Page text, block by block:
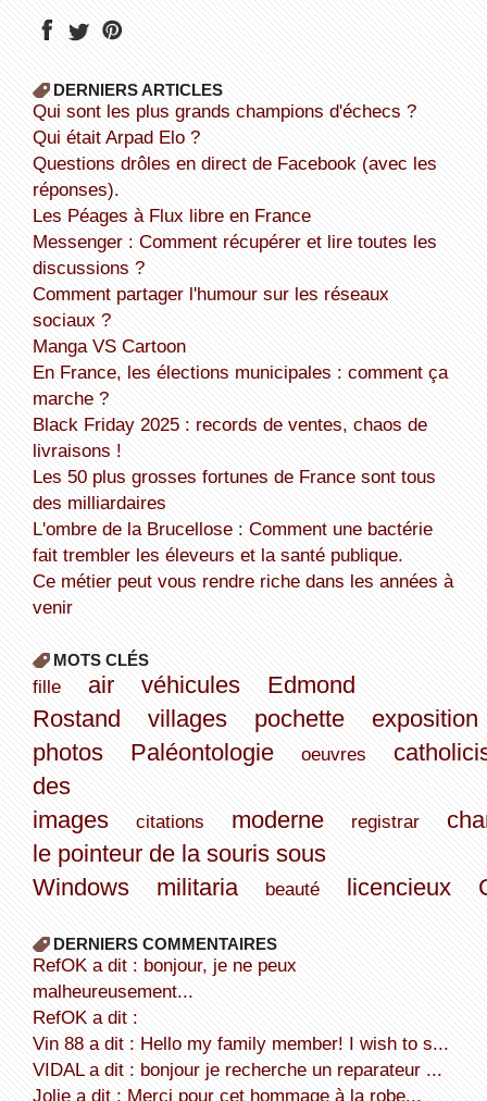
DERNIERS ARTICLES
Qui sont les plus grands champions d'échecs ?
Qui était Arpad Elo ?
Questions drôles en direct de Facebook (avec les
réponses).
Les Péages à Flux libre en France
Messenger : Comment récupérer et lire toutes les
discussions ?
Comment partager l'humour sur les réseaux
sociaux ?
Manga VS Cartoon
En France, les élections municipales : comment ça
marche ?
Black Friday 2025 : records de ventes, chaos de
livraisons !
Les 50 plus grosses fortunes de France sont tous
des milliardaires
L'ombre de la Brucellose : Comment une bactérie
fait trembler les éleveurs et la santé publique.
Ce métier peut vous rendre riche dans les années à
venir
MOTS CLÉS
fille air véhicules
Edmond
Rostand
villages pochette
exposition
photos
Paléontologie oeuvres
des
images
citations moderne registrar
le pointeur de la souris sous
Windows
militaria beauté licencieux
DERNIERS COMMENTAIRES
refOK a dit : bonjour, je ne peux
malheureusement...
refOK a dit :
Vin 88 a dit : Hello my family member! I wish to s...
VIDAL a dit : bonjour je recherche un reparateur ...
Jolie a dit : Merci pour cet hommage à la robe...